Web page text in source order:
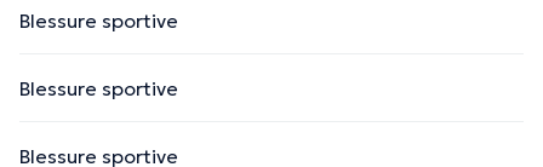
Blessure sportive
Blessure sportive
Blessure sportive